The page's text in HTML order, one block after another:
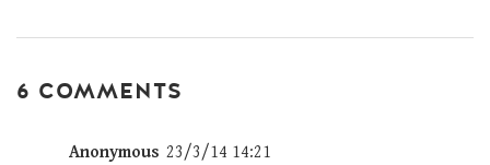
6 COMMENTS
Anonymous 23/3/14 14:21